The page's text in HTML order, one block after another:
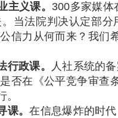
主义课。 300多家媒体
当法院判决认定部
信力从何而来？我们
行政课。
人社系统的
否在《公平竞争审查
课。在信息爆炸的时